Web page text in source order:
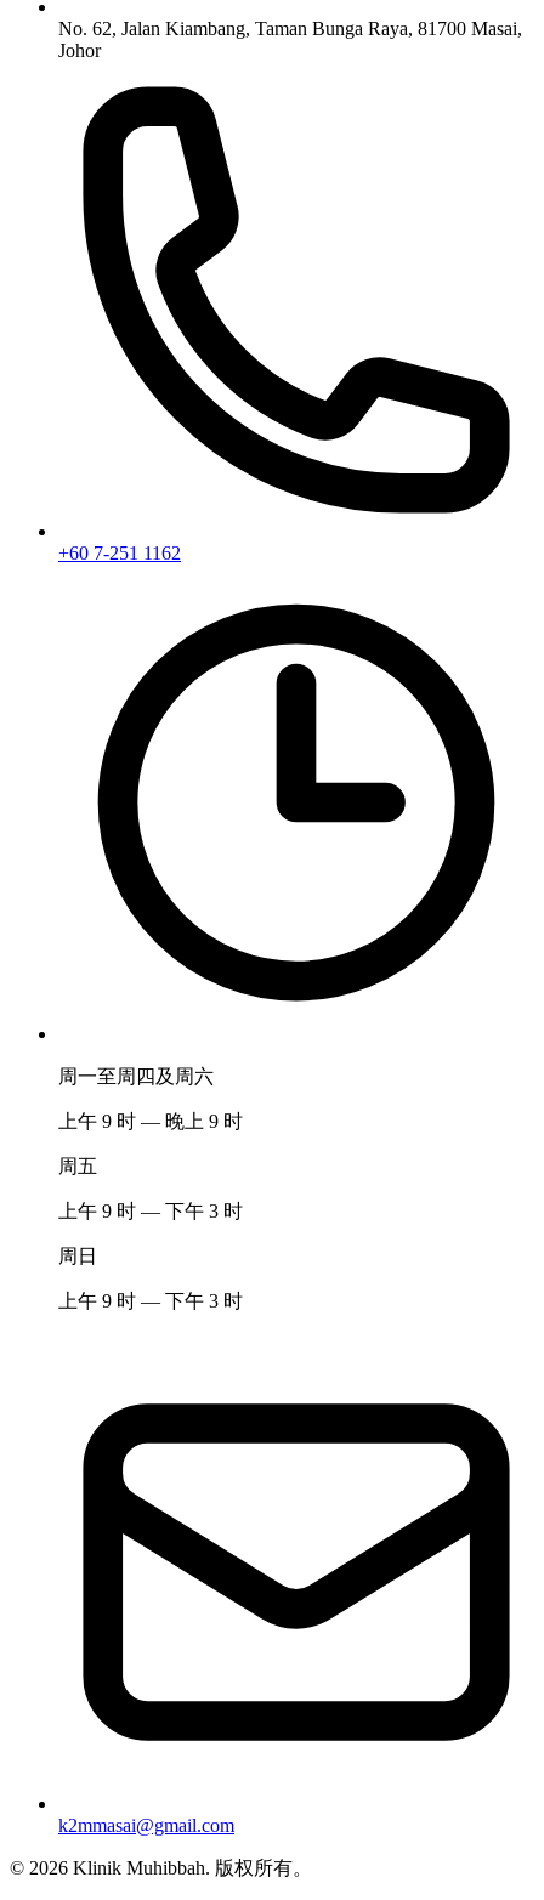
No. 62, Jalan Kiambang, Taman Bunga Raya, 81700 Masai,
Johor
+60 7-251 1162
周一至周四及周六
上午 9 时 — 晚上 9 时
周五
上午 9 时 — 下午 3 时
周日
上午 9 时 — 下午 3 时
k2mmasai@gmail.com
© 2026 Klinik Muhibbah. 版权所有。